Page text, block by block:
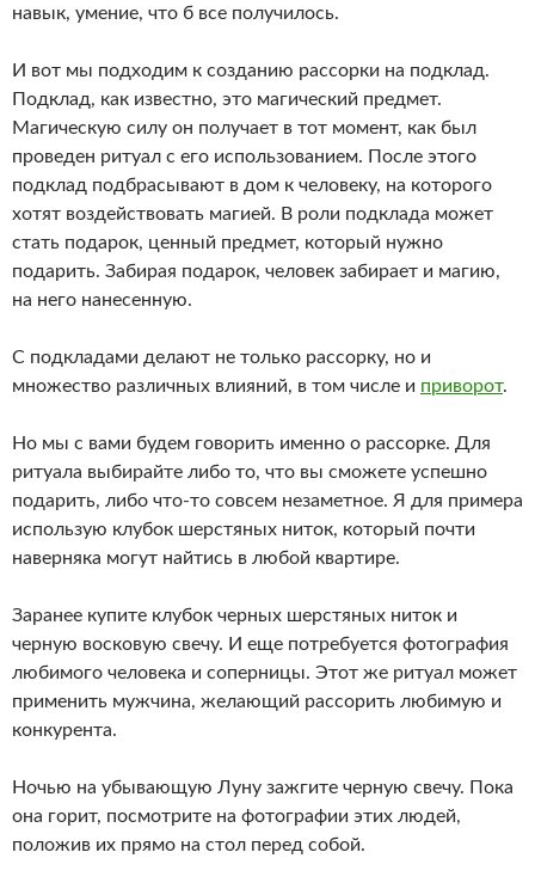
навык, умение, что б все получилось.
И вот мы подходим к созданию рассорки на подклад.
Подклад, как известно, это магический предмет.
Магическую силу он получает в тот момент, как был
проведен ритуал с его использованием. После этого
подклад подбрасывают в дом к человеку, на которого
хотят воздействовать магией. В роли подклада может
стать подарок, ценный предмет, который нужно
подарить. Забирая подарок, человек забирает и магию,
на него нанесенную.
С подкладами делают не только рассорку, но и
множество различных влияний, в том числе и приворот.
Но мы с вами будем говорить именно о рассорке. Для
ритуала выбирайте либо то, что вы сможете успешно
подарить, либо что-то совсем незаметное. Я для примера
использую клубок шерстяных ниток, который почти
наверняка могут найтись в любой квартире.
Заранее купите клубок черных шерстяных ниток и
черную восковую свечу. И еще потребуется фотография
любимого человека и соперницы. Этот же ритуал может
применить мужчина, желающий рассорить любимую и
конкурента.
Ночью на убывающую Луну зажгите черную свечу. Пока
она горит, посмотрите на фотографии этих людей,
положив их прямо на стол перед собой.